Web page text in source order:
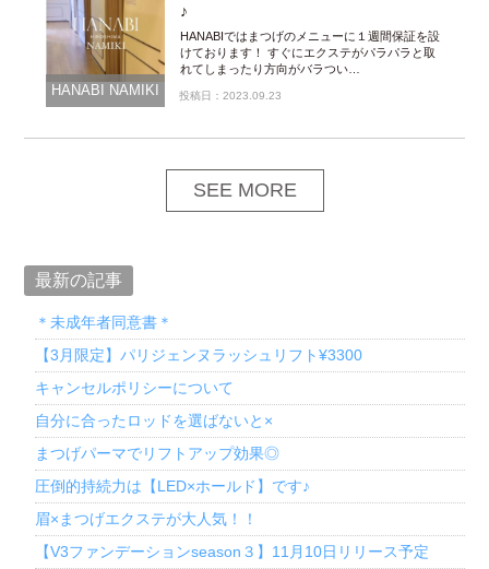
HANABI NAMIKI
♪
HANABIではまつげのメニューに１週間保証を設
けております！ すぐにエクステがパラパラと取
れてしまったり方向がバラつい…
投稿日：2023.09.23
SEE MORE
最新の記事
＊未成年者同意書＊
【3月限定】パリジェンヌラッシュリフト¥3300
キャンセルポリシーについて
自分に合ったロッドを選ばないと×
まつげパーマでリフトアップ効果◎
圧倒的持続力は【LED×ホールド】です♪
眉×まつげエクステが大人気！！
【V3ファンデーションseason３】11月10日リリース予定